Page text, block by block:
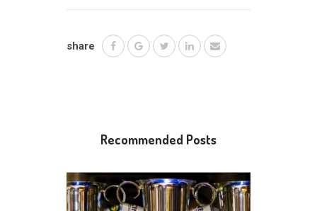
share
Recommended Posts